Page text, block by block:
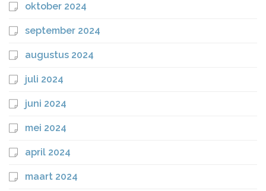
oktober 2024
september 2024
augustus 2024
juli 2024
juni 2024
mei 2024
april 2024
maart 2024